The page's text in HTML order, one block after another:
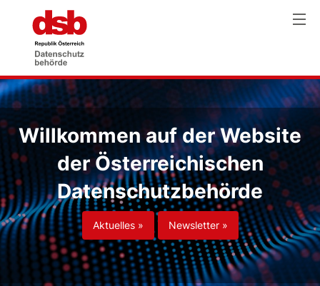
Willkommen auf der Website
der Österreichischen
Datenschutzbehörde
Aktuelles » Newsletter »